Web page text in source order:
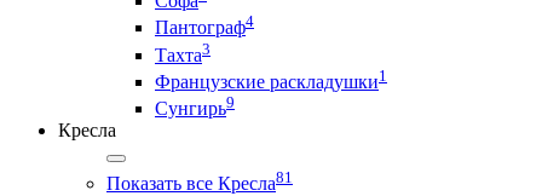
Пантограф4
Тахта3
Французские раскладушки1
Сунгирь9
Кресла
Показать все Кресла81